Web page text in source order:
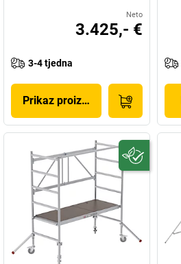
Neto
3.425,- €
3-4 tjedna
Prikaz proizvoda